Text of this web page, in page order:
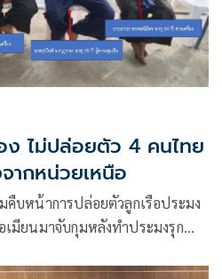
ง ไม่ปล่อยตัว 4 คนไทย
ากหน่วยเหนือ
คืบหน้าการปล่อยตัวลูกเรือประมง
มียนมาจับกุมหลังทำประมงรุก